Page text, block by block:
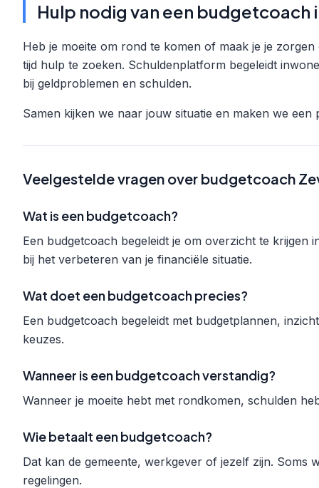
Hulp nodig van een budgetcoach
Heb je moeite om rond te komen of maak je je
tijd hulp te zoeken. Schuldenplatform begeleidt
bij geldproblemen en schulden.
Samen kijken we naar jouw situatie en maken we
Veelgestelde vragen over budgetcoach
Wat is een budgetcoach?
Een budgetcoach begeleidt je om overzicht te krijgen
bij het verbeteren van je financiële situatie.
Wat doet een budgetcoach precies?
Een budgetcoach begeleidt met budgetplannen,
keuzes.
Wanneer is een budgetcoach verstandig?
Wanneer je moeite hebt met rondkomen, schulden
Wie betaalt een budgetcoach?
Dat kan de gemeente, werkgever of jezelf zijn. Soms
regelingen.